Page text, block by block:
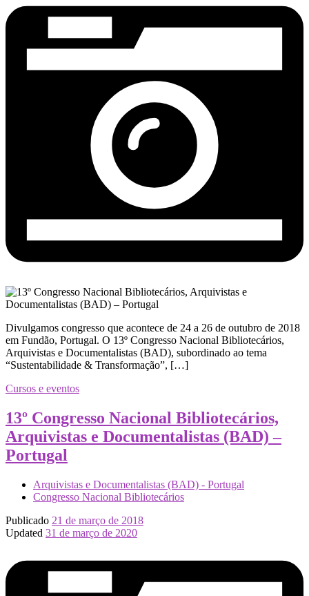
Divulgamos congresso que acontece de 24 a 26 de outubro de 2018
em Fundão, Portugal. O 13º Congresso Nacional Bibliotecários,
Arquivistas e Documentalistas (BAD), subordinado ao tema
“Sustentabilidade & Transformação”, […]
Cursos e eventos
13º Congresso Nacional Bibliotecários,
Arquivistas e Documentalistas (BAD) –
Portugal
Arquivistas e Documentalistas (BAD) - Portugal
Congresso Nacional Bibliotecários
Publicado 21 de março de 2018
Updated 31 de março de 2020